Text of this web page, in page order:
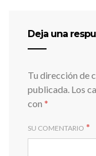
Deja una
Tu dirección de
publicada. Los
con *
SU COMENTARIO *